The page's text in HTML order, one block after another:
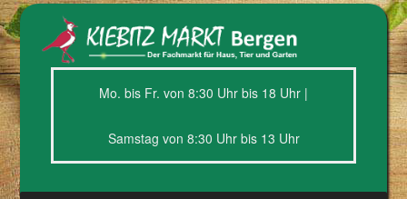
Mo. bis Fr. von 8:30 Uhr bis 18 Uhr |
Samstag von 8:30 Uhr bis 13 Uhr